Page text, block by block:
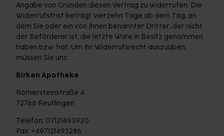
Angabe von Gründen diesen Vertrag zu widerrufen. Die
Widerrufsfrist beträgt vierzehn Tage ab dem Tag, an
dem Sie oder ein von Ihnen benannter Dritter, der nicht
der Beförderer ist, die letzte Ware in Besitz genommen
haben bzw. hat. Um Ihr Widerrufsrecht auszuüben,
müssen Sie uns:
Birken Apotheke
Römersteinstraße 4
72766 Reutlingen
Telefon: 07121493920
Fax: +497121493286